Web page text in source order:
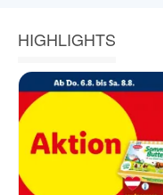
HIGHLIGHTS